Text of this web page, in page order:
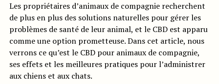
Les propriétaires d’animaux de compagnie recherchent
de plus en plus des solutions naturelles pour gérer les
problèmes de santé de leur animal, et le CBD est apparu
comme une option prometteuse. Dans cet article, nous
verrons ce qu’est le CBD pour animaux de compagnie,
ses effets et les meilleures pratiques pour l’administrer
aux chiens et aux chats.